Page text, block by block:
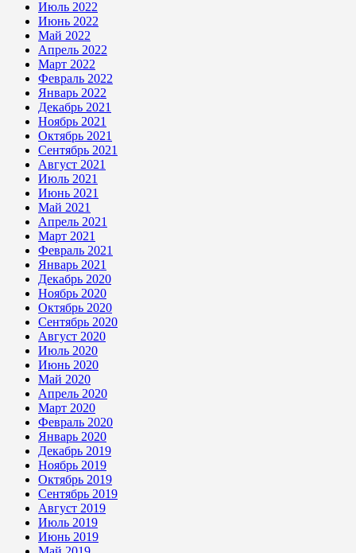
Июль 2022
Июнь 2022
Май 2022
Апрель 2022
Март 2022
Февраль 2022
Январь 2022
Декабрь 2021
Ноябрь 2021
Октябрь 2021
Сентябрь 2021
Август 2021
Июль 2021
Июнь 2021
Май 2021
Апрель 2021
Март 2021
Февраль 2021
Январь 2021
Декабрь 2020
Ноябрь 2020
Октябрь 2020
Сентябрь 2020
Август 2020
Июль 2020
Июнь 2020
Май 2020
Апрель 2020
Март 2020
Февраль 2020
Январь 2020
Декабрь 2019
Ноябрь 2019
Октябрь 2019
Сентябрь 2019
Август 2019
Июль 2019
Июнь 2019